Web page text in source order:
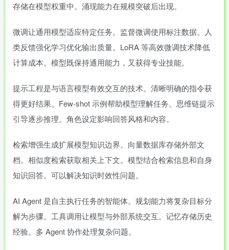
存储在模型权重中。涌现能力在规模突破后出现。
微调让通用模型适应特定任务。监督微调使用标注数据。人
类反馈强化学习优化输出质量。LoRA 等高效微调技术降低
计算成本。模型既保持通用能力，又获得专业技能。
提示工程是与语言模型有效交互的技术。清晰明确的指令获
得更好结果。Few-shot 示例帮助模型理解任务。思维链提示
引导逐步推理。角色设定影响回答风格和内容。
检索增强生成扩展模型知识边界。向量数据库存储外部文
档。相似度检索获取相关上下文。模型结合检索信息和自身
知识回答。可以解决知识时效性问题。
AI Agent 是自主执行任务的智能体。规划能力将复杂目标分
解为步骤。工具调用让模型与外部系统交互。记忆存储历史
经验。多 Agent 协作处理复杂问题。